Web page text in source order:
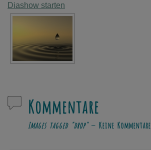
Diashow starten
Kommentare
Images tagged "drop"— Keine Kommentare